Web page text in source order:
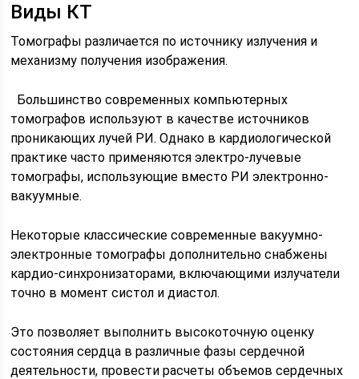
Виды КТ
Томографы различается по источнику излучения и
механизму получения изображения.
Большинство современных компьютерных
томографов используют в качестве источников
проникающих лучей РИ. Однако в кардиологической
практике часто применяются электро-лучевые
томографы, использующие вместо РИ электронно-
вакуумные.
Некоторые классические современные вакуумно-
электронные томографы дополнительно снабжены
кардио-синхронизаторами, включающими излучатели
точно в момент систол и диастол.
Это позволяет выполнить высокоточную оценку
состояния сердца в различные фазы сердечной
деятельности, провести расчеты объемов сердечных